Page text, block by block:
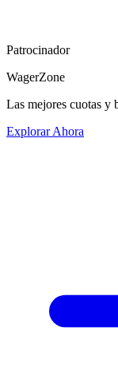
Patrocinador
WagerZone
Las mejores cuotas y
Explorar Ahora